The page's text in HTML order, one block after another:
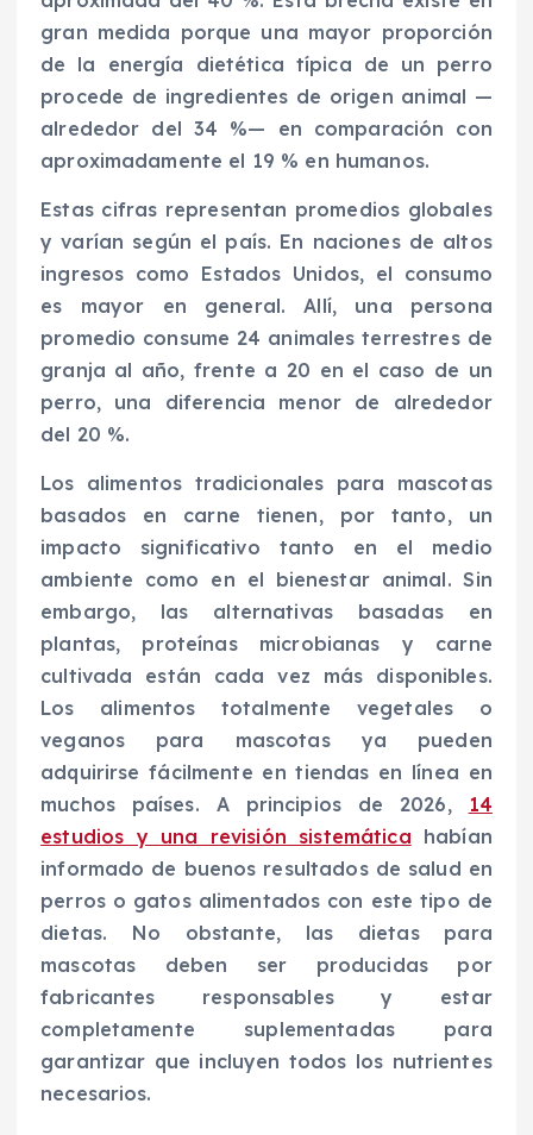
gran medida porque una mayor proporción
de la energía dietética típica de un perro
procede de ingredientes de origen animal —
alrededor del 34 %— en comparación con
aproximadamente el 19 % en humanos.
Estas cifras representan promedios globales
y varían según el país. En naciones de altos
ingresos como Estados Unidos, el consumo
es mayor en general. Allí, una persona
promedio consume 24 animales terrestres de
granja al año, frente a 20 en el caso de un
perro, una diferencia menor de alrededor
del 20 %.
Los alimentos tradicionales para mascotas
basados en carne tienen, por tanto, un
impacto significativo tanto en el medio
ambiente como en el bienestar animal. Sin
embargo, las alternativas basadas en
plantas, proteínas microbianas y carne
cultivada están cada vez más disponibles.
Los alimentos totalmente vegetales o
veganos para mascotas ya pueden
adquirirse fácilmente en tiendas en línea en
muchos países. A principios de 2026,
14
estudios y una revisión sistemática habían
informado de buenos resultados de salud en
perros o gatos alimentados con este tipo de
dietas. No obstante, las dietas para
mascotas deben ser producidas por
fabricantes responsables y estar
completamente suplementadas para
garantizar que incluyen todos los nutrientes
necesarios.